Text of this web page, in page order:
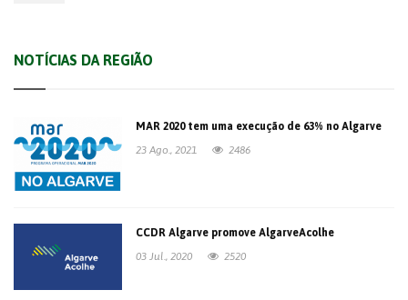
NOTÍCIAS DA REGIÃO
MAR 2020 tem uma execução de 63% no Algarve
23 Ago., 2021
2486
CCDR Algarve promove AlgarveAcolhe
03 Jul., 2020
2520